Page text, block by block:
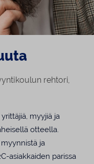
rehtori,
myyjiä ja
otteella.
ja
asiakkaiden parissa